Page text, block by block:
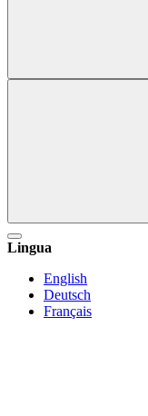
Lingua
English
Deutsch
Français